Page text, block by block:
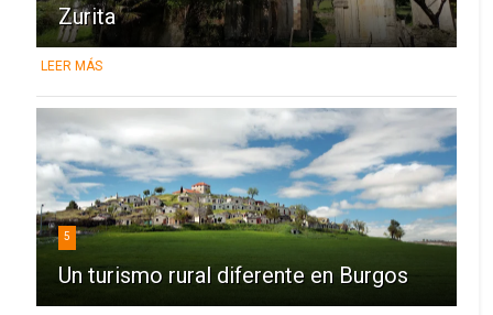
Zurita
LEER MÁS
5
Un turismo rural diferente en Burgos